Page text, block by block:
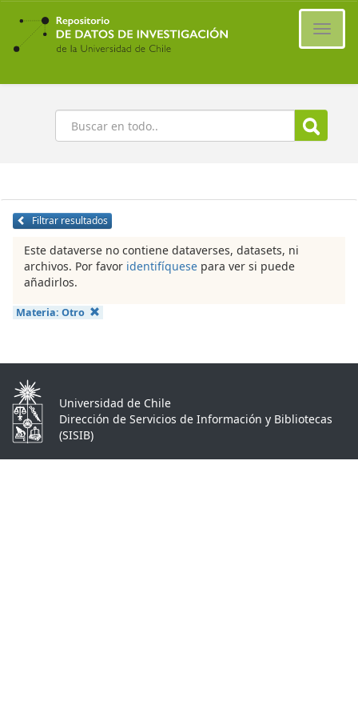
Ir
contenido
principal
Buscar
Filtrar resultados
Este dataverse no contiene dataverses, datasets, ni
archivos. Por favor identifíquese para ver si puede
añadirlos.
Materia: Otro
Universidad de Chile
Dirección de Servicios de Información y Bibliotecas
(SISIB)